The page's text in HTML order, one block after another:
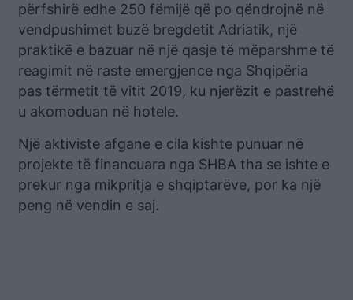
përfshirë edhe 250 fëmijë që po qëndrojnë në
vendpushimet buzë bregdetit Adriatik, një
praktikë e bazuar në një qasje të mëparshme të
reagimit në raste emergjence nga Shqipëria
pas tërmetit të vitit 2019, ku njerëzit e pastrehë
u akomoduan në hotele.
Një aktiviste afgane e cila kishte punuar në
projekte të financuara nga SHBA tha se ishte e
prekur nga mikpritja e shqiptarëve, por ka një
peng në vendin e saj.